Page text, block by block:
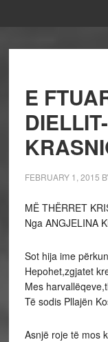
E
FEBRUARY 1, 2015
MË THËRRET
Nga ANGJELINA
Sot hija ime
Hepohet,zgjatet
Mes
Të sodis Pllajën
Asnjë roje të mos